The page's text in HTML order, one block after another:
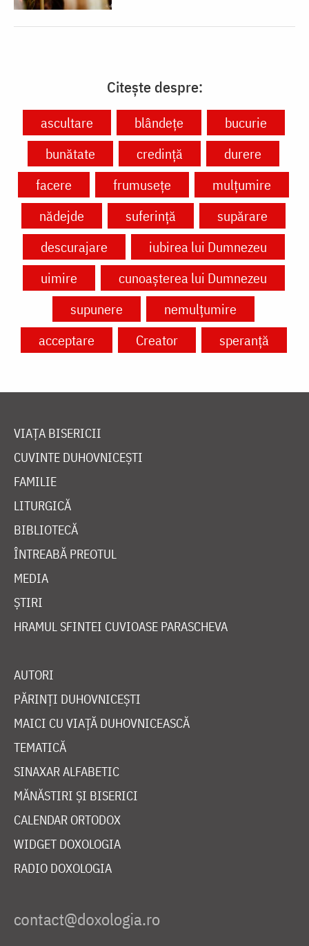
Citește despre:
ascultare blândețe
bucurie
bunătate
credință
durere
facere
frumusețe
mulțumire
nădejde
suferință
supărare
descurajare
iubirea lui Dumnezeu
uimire
cunoașterea lui Dumnezeu
supunere
nemulțumire
acceptare
Creator speranță
VIAȚA BISERICII
CUVINTE DUHOVNICEȘTI
FAMILIE
LITURGICĂ
BIBLIOTECĂ
ÎNTREABĂ PREOTUL
MEDIA
ȘTIRI
HRAMUL SFINTEI CUVIOASE PARASCHEVA
AUTORI
PĂRINȚI DUHOVNICEȘTI
MAICI CU VIAȚĂ DUHOVNICEASCĂ
TEMATICĂ
SINAXAR ALFABETIC
MĂNĂSTIRI ȘI BISERICI
CALENDAR ORTODOX
WIDGET DOXOLOGIA
RADIO DOXOLOGIA